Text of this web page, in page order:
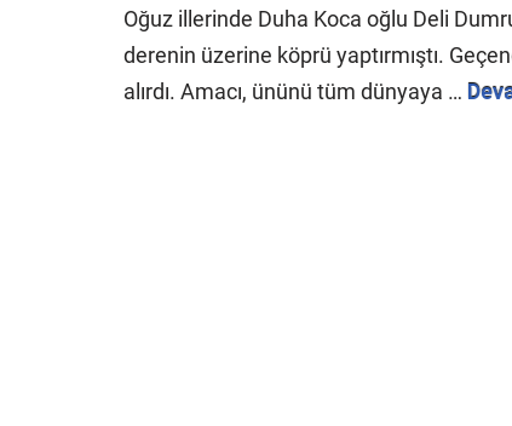
Oğuz illerinde Duha Koca oğlu Deli
derenin üzerine köprü yaptırmıştı.
alırdı. Amacı, ününü tüm dünyaya …